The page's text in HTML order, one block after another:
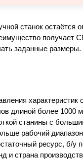
станок
получает
заданные размеры.
длиной более 1000
станины с
рабочий
ресурс, б/у
страна